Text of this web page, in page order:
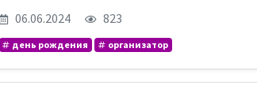
06.06.2024 823
день рождения организатор